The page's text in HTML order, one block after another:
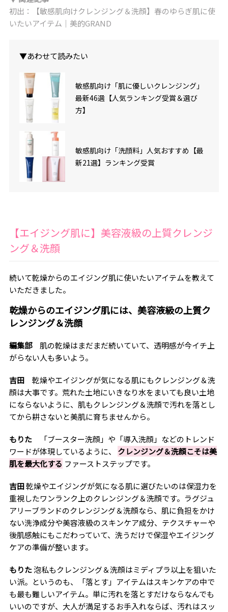
初出：【敏感肌向けクレンジング＆洗顔】春のゆらぎ肌に使
いたいアイテム｜美的GRAND
▼あわせて読みたい
敏感肌向け「肌に優しいクレンジング」
最新46選【人気ランキング受賞＆選び
方】
敏感肌向け「洗顔料」人気おすすめ【最
新21選】ランキング受賞
【エイジング肌に】美容液級の上質クレンジ
ング＆洗顔
続いて乾燥からのエイジング肌に使いたいアイテムを教えて
いただきました。
乾燥からのエイジング肌には、美容液級の上質ク
レンジング＆洗顔
編集部肌の乾燥はまだまだ続いていて、透明感が今イチ上
がらない人も多いよう。
吉田乾燥やエイジングが気になる肌にもクレンジング＆洗
顔は大事です。荒れた土地にいきなり水をまいても良い土地
にならないように、肌もクレンジング＆洗顔で汚れを落とし
てから耕さないと美肌に育ちませんから。
もりた「ブースター洗顔」や「導入洗顔」などのトレンド
ワードが体現しているように、 クレンジング＆洗顔こそは美
肌を最大化する ファーストステップです。
吉田乾燥やエイジングが気になる肌に選びたいのは保湿力を
重視したワンランク上のクレンジング＆洗顔です。ラグジュ
アリーブランドのクレンジング＆洗顔なら、肌に負担をかけ
ない洗浄成分や美容液級のスキンケア成分、テクスチャーや
後肌感触にもこだわっていて、洗うだけで保湿やエイジング
ケアの準備が整います。
もりた泡私もクレンジング＆洗顔はミディプラ以上を狙いた
い派。というのも、「落とす」アイテムはスキンケアの中で
も最も難しいアイテム。単に汚れを落とすだけならなんでも
いいのですが、大人が満足するお手入れならば、汚れはスッ